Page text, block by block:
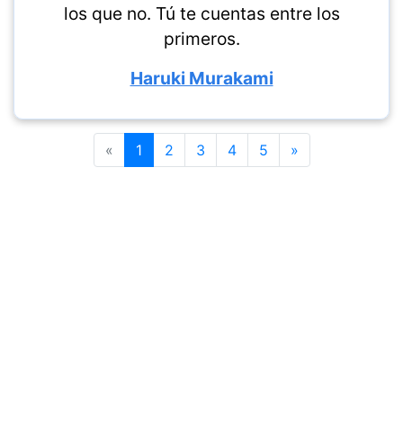
los que no. Tú te cuentas entre los
primeros.
Haruki Murakami
« 1 2 3 4 5 »